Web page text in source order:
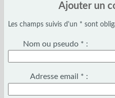
Ajouter un
Les champs suivis d'un * sont
Nom ou pseudo * :
Adresse email * :